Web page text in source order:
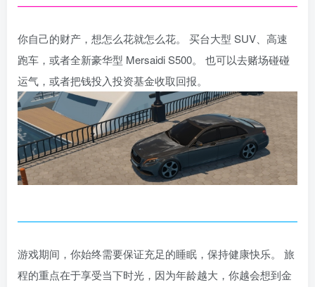
你自己的财产，想怎么花就怎么花。 买台大型 SUV、高速
跑车，或者全新豪华型 Mersaidi S500。 也可以去赌场碰碰
运气，或者把钱投入投资基金收取回报。
游戏期间，你始终需要保证充足的睡眠，保持健康快乐。 旅
程的重点在于享受当下时光，因为年龄越大，你越会想到金